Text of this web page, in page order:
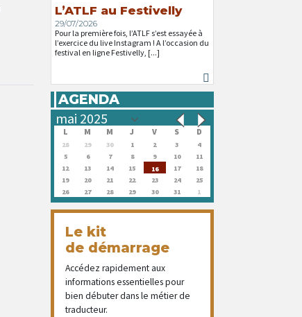
L’ATLF au Festivelly
29/07/2026
Pour la première fois, l’ATLF s’est essayée à
l’exercice du live Instagram ! A l’occasion du
festival en ligne Festivelly, [...]
AGENDA
L M M J V S D
28 29 30 1 2 3
4
5
6 7 8 9 10
11
12
13 14 15 16 17
18
19
20 21 22 23 24
25
26
27 28 29 30 31 1
Le kit
de démarrage
Accédez rapidement aux
informations essentielles pour
bien débuter dans le métier de
traducteur.